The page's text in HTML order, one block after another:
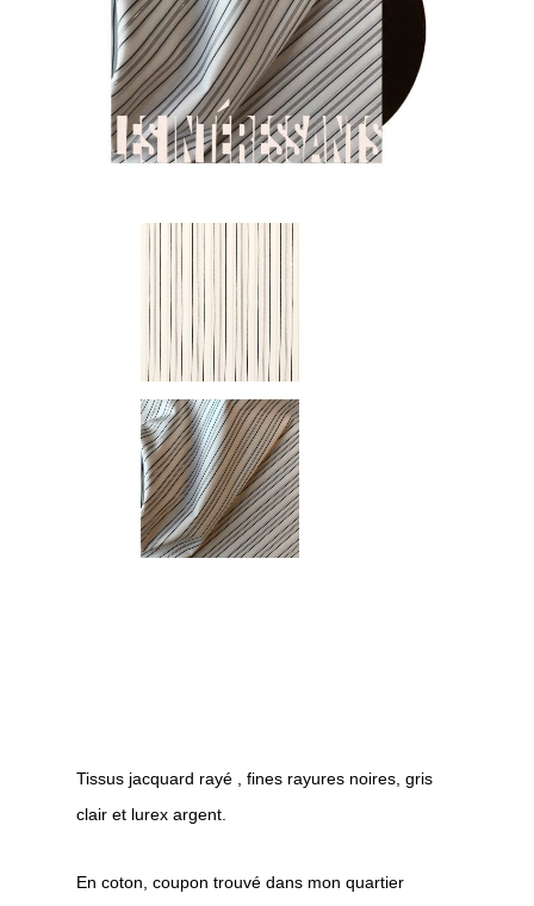
Tissus jacquard rayé , fines rayures noires, gris
clair et lurex argent.
En coton, coupon trouvé dans mon quartier